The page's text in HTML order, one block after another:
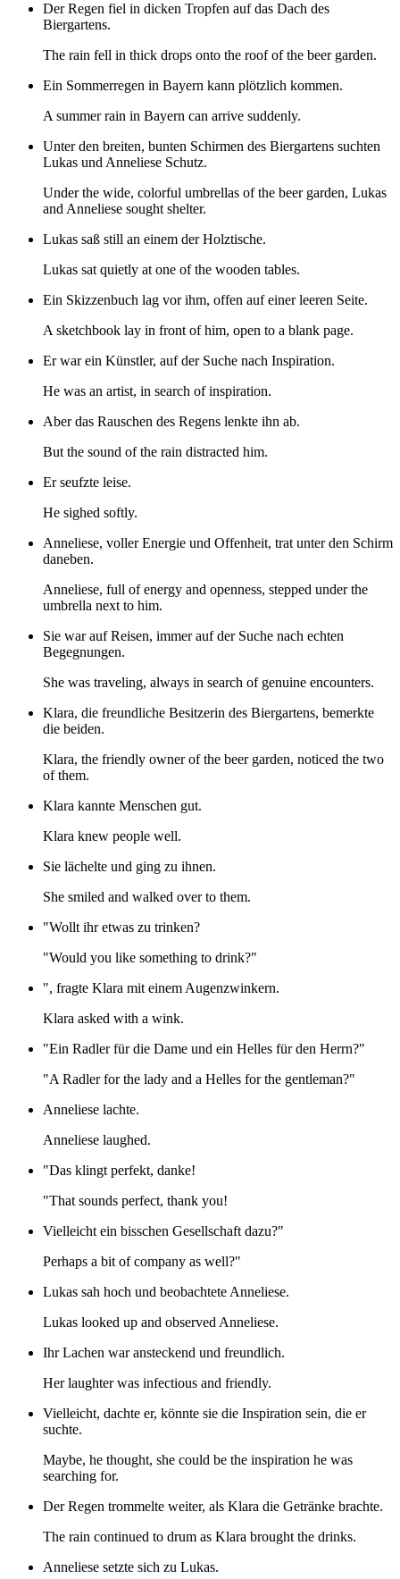
Der Regen fiel in dicken Tropfen auf das Dach des
Biergartens.
The rain fell in thick drops onto the roof of the beer garden.
Ein Sommerregen in Bayern kann plötzlich kommen.
A summer rain in Bayern can arrive suddenly.
Unter den breiten, bunten Schirmen des Biergartens suchten
Lukas und Anneliese Schutz.
Under the wide, colorful umbrellas of the beer garden, Lukas
and Anneliese sought shelter.
Lukas saß still an einem der Holztische.
Lukas sat quietly at one of the wooden tables.
Ein Skizzenbuch lag vor ihm, offen auf einer leeren Seite.
A sketchbook lay in front of him, open to a blank page.
Er war ein Künstler, auf der Suche nach Inspiration.
He was an artist, in search of inspiration.
Aber das Rauschen des Regens lenkte ihn ab.
But the sound of the rain distracted him.
Er seufzte leise.
He sighed softly.
Anneliese, voller Energie und Offenheit, trat unter den Schirm
daneben.
Anneliese, full of energy and openness, stepped under the
umbrella next to him.
Sie war auf Reisen, immer auf der Suche nach echten
Begegnungen.
She was traveling, always in search of genuine encounters.
Klara, die freundliche Besitzerin des Biergartens, bemerkte
die beiden.
Klara, the friendly owner of the beer garden, noticed the two
of them.
Klara kannte Menschen gut.
Klara knew people well.
Sie lächelte und ging zu ihnen.
She smiled and walked over to them.
"Wollt ihr etwas zu trinken?
"Would you like something to drink?"
", fragte Klara mit einem Augenzwinkern.
Klara asked with a wink.
"Ein Radler für die Dame und ein Helles für den Herrn?"
"A Radler for the lady and a Helles for the gentleman?"
Anneliese lachte.
Anneliese laughed.
"Das klingt perfekt, danke!
"That sounds perfect, thank you!
Vielleicht ein bisschen Gesellschaft dazu?"
Perhaps a bit of company as well?"
Lukas sah hoch und beobachtete Anneliese.
Lukas looked up and observed Anneliese.
Ihr Lachen war ansteckend und freundlich.
Her laughter was infectious and friendly.
Vielleicht, dachte er, könnte sie die Inspiration sein, die er
suchte.
Maybe, he thought, she could be the inspiration he was
searching for.
Der Regen trommelte weiter, als Klara die Getränke brachte.
The rain continued to drum as Klara brought the drinks.
Anneliese setzte sich zu Lukas.